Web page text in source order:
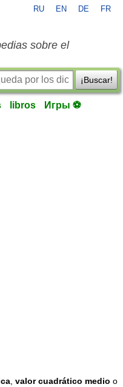
RU EN DE FR
sobre el
¡Buscar!
libros Игры ⚽
valor cuadrático medio o